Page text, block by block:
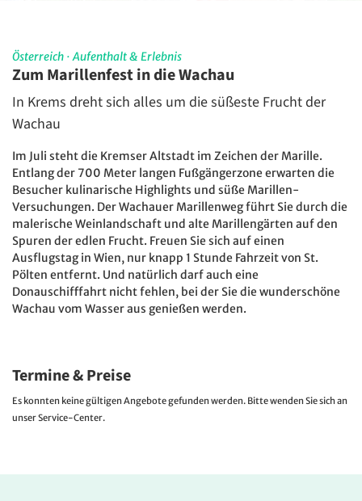
Österreich ·Aufenthalt & Erlebnis
Zum Marillenfest in die Wachau
In Krems dreht sich alles um die süßeste Frucht der
Wachau
Im Juli steht die Kremser Altstadt im Zeichen der Marille.
Entlang der 700 Meter langen Fußgängerzone erwarten die
Besucher kulinarische Highlights und süße Marillen-
Versuchungen. Der Wachauer Marillenweg führt Sie durch die
malerische Weinlandschaft und alte Marillengärten auf den
Spuren der edlen Frucht. Freuen Sie sich auf einen
Ausflugstag in Wien, nur knapp 1 Stunde Fahrzeit von St.
Pölten entfernt. Und natürlich darf auch eine
Donauschifffahrt nicht fehlen, bei der Sie die wunderschöne
Wachau vom Wasser aus genießen werden.
Termine & Preise
Es konnten keine gültigen Angebote gefunden werden. Bitte wenden Sie sich an
unser Service-Center.